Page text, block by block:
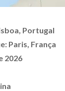
Portugal
Paris, França
2026